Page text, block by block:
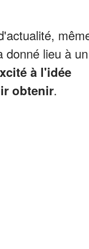
donné lieu à un
à l'idée
obtenir.